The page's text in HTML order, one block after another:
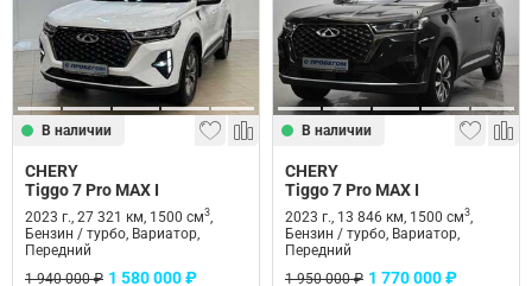
В наличии
CHERY
Tiggo 7 Pro MAX I
2023 г., 27 321 км, 1500 см3,
Бензин / турбо, Вариатор,
Передний
1 940 000 ₽ 1 580 000 ₽
В наличии
CHERY
Tiggo 7 Pro MAX I
2023 г., 13 846 км, 1500 см3,
Бензин / турбо, Вариатор,
Передний
1 950 000 ₽ 1 770 000 ₽